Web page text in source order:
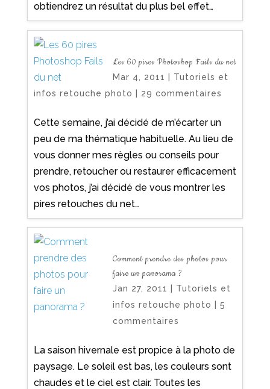
obtiendrez un résultat du plus bel effet…
Les 60 pires Photoshop Fails du net
Mar 4, 2011
Tutoriels et
infos retouche photo
29 commentaires
Cette semaine, j’ai décidé de m’écarter un
peu de ma thématique habituelle. Au lieu de
vous donner mes règles ou conseils pour
prendre, retoucher ou restaurer efficacement
vos photos, j’ai décidé de vous montrer les
pires retouches du net…
Comment prendre des photos pour
faire un panorama ?
Jan 27, 2011
Tutoriels et
infos retouche photo
5
commentaires
La saison hivernale est propice à la photo de
paysage. Le soleil est bas, les couleurs sont
chaudes et le ciel est clair. Toutes les